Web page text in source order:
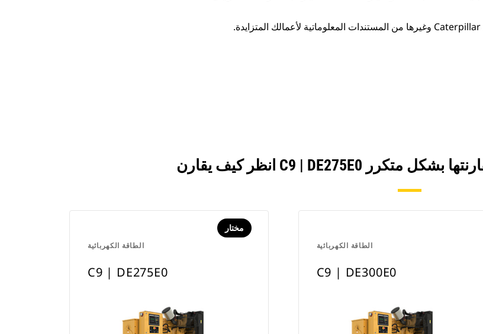
الطاقة الكهربائية
مختار
C9 | DE275E0
الطاقة الكهربائية
C9 | DE300E0